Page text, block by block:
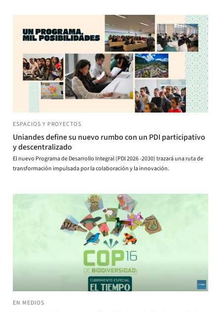
ESPACIOS Y PROYECTOS
Uniandes define su nuevo rumbo con un PDI participativo
y descentralizado
El nuevo Programa de Desarrollo Integral (PDI 2026 -2030) trazará una ruta de
transformación impulsada por la colaboración y la innovación.
EN MEDIOS